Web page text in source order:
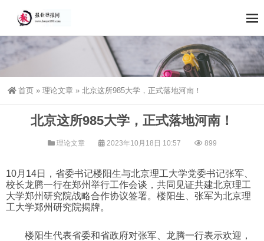
首页 » 理论文章 » 北京这所985大学，正式落地河南！
北京这所985大学，正式落地河南！
理论文章 2023年10月18日 10:57 899
10月14日，省委书记楼阳生与北京理工大学党委书记张军、
校长龙腾一行在郑州举行工作会谈，共同见证共建北京理工
大学郑州研究院战略合作协议签署。楼阳生、张军为北京理
工大学郑州研究院揭牌。
楼阳生代表省委和省政府对张军、龙腾一行表示欢迎，